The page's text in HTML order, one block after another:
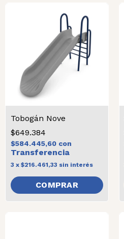
Tobogán Nove
$649.384
$584.445,60 con
3 x $216.461,33 sin interés
COMPRAR